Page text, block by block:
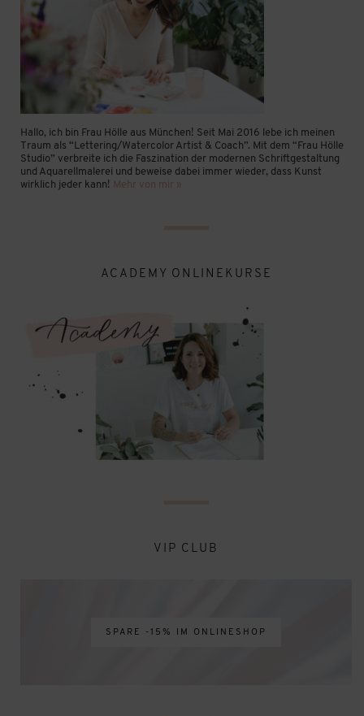
Hallo, ich bin Frau Hölle aus München! Seit Mai 2016 lebe ich meinen
Traum als “Lettering/Watercolor Artist & Coach”. Mit dem “Frau Hölle
Studio” verbreite ich die Faszination der modernen Schriftgestaltung
und Aquarellmalerei und beweise dabei immer wieder, dass Kunst
wirklich jeder kann! Mehr von mir »
ACADEMY ONLINEKURSE
VIP CLUB
SPARE -15% IM ONLINESHOP